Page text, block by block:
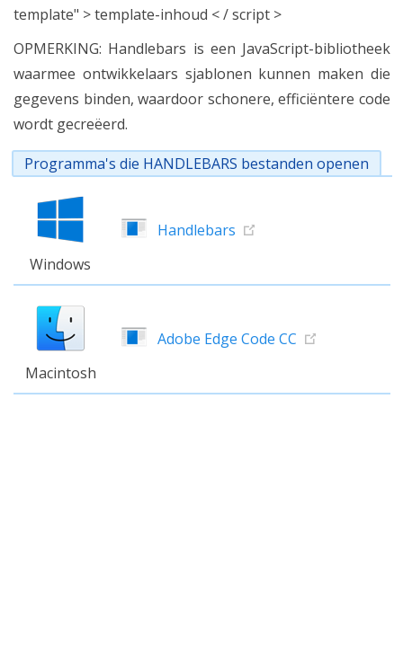
template" > template-inhoud < / script >
OPMERKING: Handlebars is een JavaScript-bibliotheek
waarmee ontwikkelaars sjablonen kunnen maken die
gegevens binden, waardoor schonere, efficiëntere code
wordt gecreëerd.
Programma's die HANDLEBARS bestanden openen
Windows
Handlebars
Macintosh
Adobe Edge Code CC